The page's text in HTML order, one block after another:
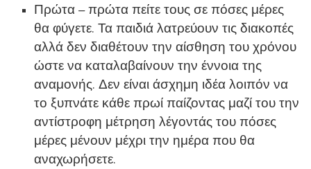
Πρώτα – πρώτα πείτε τους σε πόσες μέρες
θα φύγετε. Τα παιδιά λατρεύουν τις διακοπές
αλλά δεν διαθέτουν την αίσθηση του χρόνου
ώστε να καταλαβαίνουν την έννοια της
αναμονής. Δεν είναι άσχημη ιδέα λοιπόν να
το ξυπνάτε κάθε πρωί παίζοντας μαζί του την
αντίστροφη μέτρηση λέγοντάς του πόσες
μέρες μένουν μέχρι την ημέρα που θα
αναχωρήσετε.